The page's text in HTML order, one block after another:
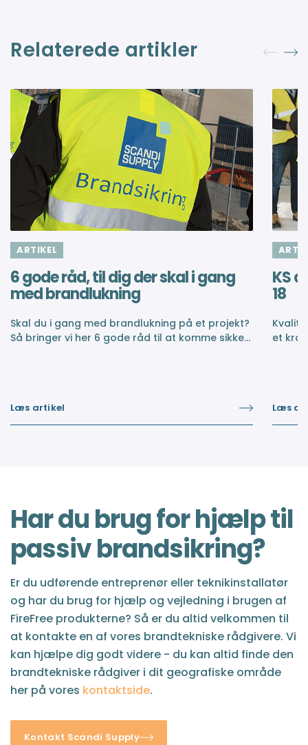
Relaterede artikler
ARTIKEL
6 gode råd, til dig der skal i gang
med brandlukning
Skal du i gang med brandlukning på et projekt?
Så bringer vi her 6 gode råd til at komme sikkert
Læs artikel
KS
18
et
Læs
Har du brug for hjælp til
passiv brandsikring?
Er du udførende entreprenør eller teknikinstallatør
og har du brug for hjælp og vejledning i brugen af
FireFree produkterne? Så er du altid velkommen til
at kontakte en af vores brandtekniske rådgivere. Vi
kan hjælpe dig godt videre - du kan altid finde den
brandtekniske rådgiver i dit geografiske område
her på vores kontaktside.
Kontakt Scandi Supply